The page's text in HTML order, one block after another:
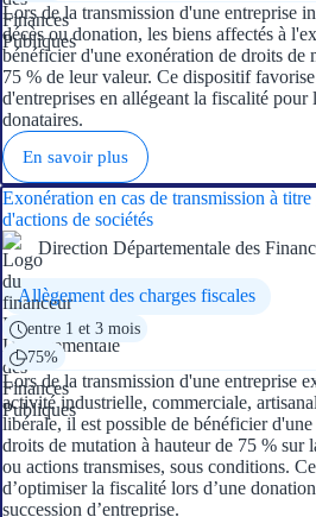
Lors de la transmission d'une entreprise
décès ou donation, les biens affectés à
bénéficier d'une exonération de droits de
75 % de leur valeur. Ce dispositif
d'entreprises en allégeant la fiscalité pour
donataires.
En savoir plus
Exonération en cas de transmission à
d'actions de sociétés
Direction Départementale des
Allègement des charges fiscales
entre 1 et 3 mois
75%
Lors de la transmission d'une entreprise
activité industrielle, commerciale,
libérale, il est possible de bénéficier
droits de mutation à hauteur de 75 % sur
ou actions transmises, sous conditions.
d’optimiser la fiscalité lors d’une
succession d’entreprise.